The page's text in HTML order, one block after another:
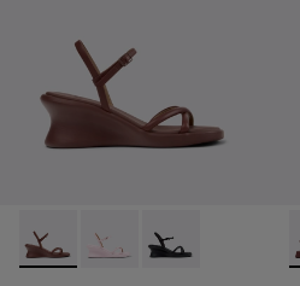
Louise Sandal - K201916-002 -
Louise Sandal -Louise Sandal -